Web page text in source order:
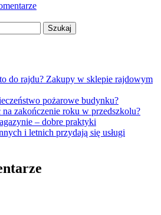
do rajdu? Zakupy w sklepie rajdowym
pożarowe budynku?
zakończenie roku w przedszkolu?
– dobre praktyki
i letnich przydają się usługi